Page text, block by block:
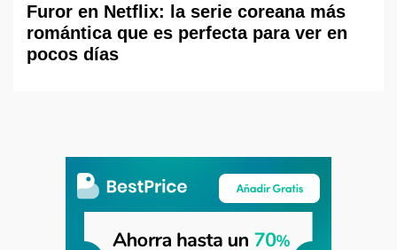
Furor en Netflix: la serie coreana más
romántica que es perfecta para ver en
pocos días